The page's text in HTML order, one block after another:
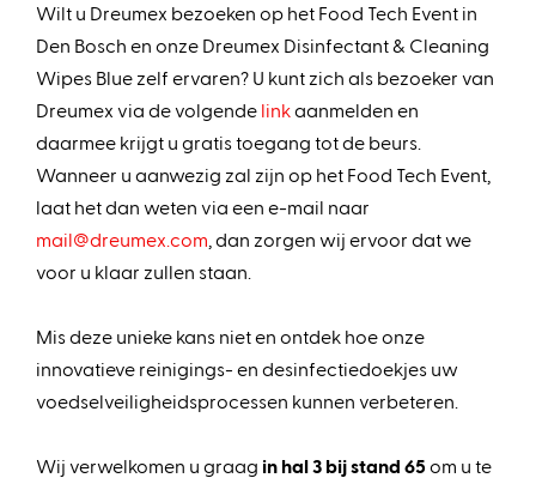
Wilt u Dreumex bezoeken op het Food Tech Event in
Den Bosch en onze Dreumex Disinfectant & Cleaning
Wipes Blue zelf ervaren? U kunt zich als bezoeker van
Dreumex via de volgende linkaanmelden en
daarmee krijgt u gratis toegang tot de beurs.
Wanneer u aanwezig zal zijn op het Food Tech Event,
laat het dan weten via een e-mail naar
mail@dreumex.com , dan zorgen wij ervoor dat we
voor u klaar zullen staan.
Mis deze unieke kans niet en ontdek hoe onze
innovatieve reinigings- en desinfectiedoekjes uw
voedselveiligheidsprocessen kunnen verbeteren.
Wij verwelkomen u graag in hal 3 bijstand 65 om u te